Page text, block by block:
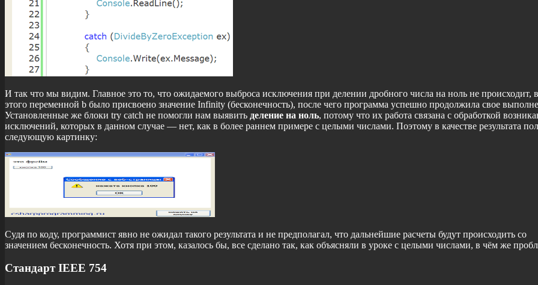
И так что мы видим. Главное это то, что ожидаемого выброса исключения при делении дробного числа на ноль не происходит,
этого переменной b было присвоено значение Infinity (бесконечность), после чего программа успешно продолжила свое
Установленные же блоки try catch не помогли нам выявить деление на ноль, потому что их работа связана с обработкой
исключений, которых в данном случае — нет, как в более раннем примере с целыми числами. Поэтому в качестве результата
следующую картинку:
Судя по коду, программист явно не ожидал такого результата и не предполагал, что дальнейшие расчеты будут происходить со
значением бесконечность. Хотя при этом, казалось бы, все сделано так, как объясняли в уроке с целыми числами, в чём же
Стандарт IEEE 754